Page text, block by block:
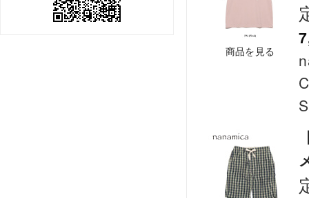
商品を見る